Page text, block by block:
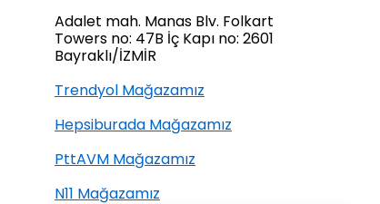
Adalet mah. Manas Blv. Folkart
Towers no: 47B İç Kapı no: 2601
Bayraklı/İZMİR
Trendyol Mağazamız
Hepsiburada Mağazamız
PttAVM Mağazamız
N11 Mağazamız